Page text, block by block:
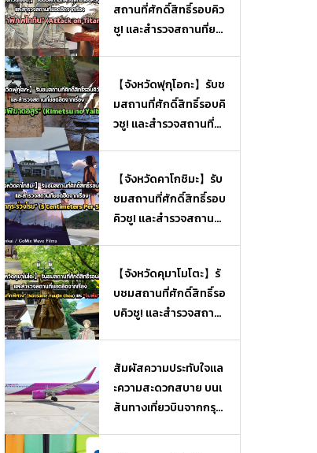
สถานที่ศักดิ์สิทธิ์รอบคิว
ชู! และสำรวจสถานที่ยอ
n)【จังหวัดฟุกุโอกะ】รับช
มสถานที่ศักดิ์สิทธิ์รอบคิ
วชู! และสำรวจสถานที่ย
Yaiba)
【จังหวัดคาโกชิมะ】รับ
ชมสถานที่ศักดิ์สิทธิ์รอบ
คิวชู! และสำรวจสถานที่
meters Per Second)
【จังหวัดคุมาโมโตะ】รั
บชมสถานที่ศักดิ์สิทธิ์รอ
บคิวชู! และสำรวจสถาน
atsume Yuujin Chou)
และ “วันพีซ” (One Piec
e)
สัมผัสความประทับใจแล
ะความสะดวกสบาย บนเ
ส้นทางเที่ยวบินจากกรุงเ